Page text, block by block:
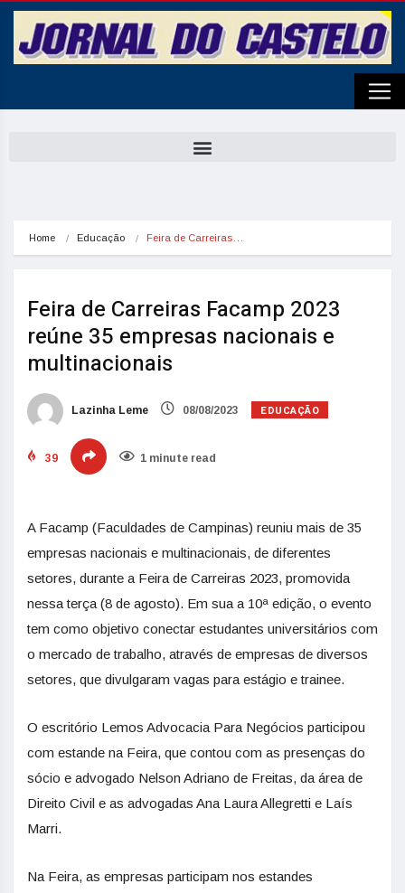
Home Educação Feira de Carreiras…
Feira de Carreiras Facamp 2023
reúne 35 empresas nacionais e
multinacionais
Lazinha Leme 08/08/2023 EDUCAÇÃO
39 1 minute read
A Facamp (Faculdades de Campinas) reuniu mais de 35
empresas nacionais e multinacionais, de diferentes
setores, durante a Feira de Carreiras 2023, promovida
nessa terça (8 de agosto). Em sua a 10ª edição, o evento
tem como objetivo conectar estudantes universitários com
o mercado de trabalho, através de empresas de diversos
setores, que divulgaram vagas para estágio e trainee.
O escritório Lemos Advocacia Para Negócios participou
com estande na Feira, que contou com as presenças do
sócio e advogado Nelson Adriano de Freitas, da área de
Direito Civil e as advogadas Ana Laura Allegretti e Laís
Marri.
Na Feira, as empresas participam nos estandes